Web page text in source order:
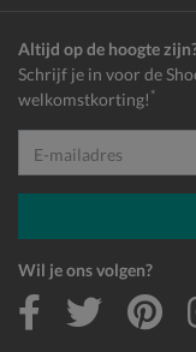
Altijd op de hoogte
Schrijf je in voor de
welkomstkorting! *
E-mailadres
Wil je ons volgen?